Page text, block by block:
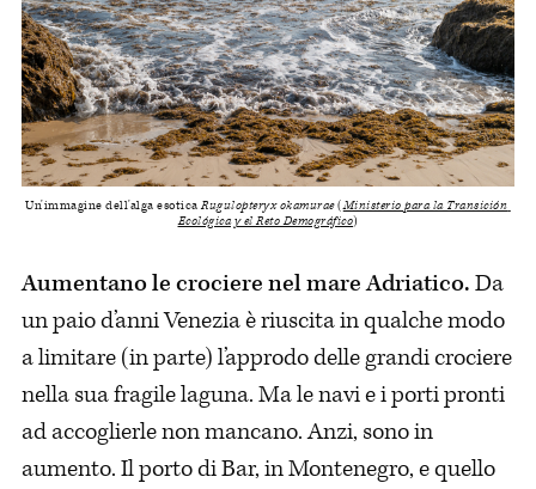
Un'immagine dell'alga esotica Rugulopteryx okamurae (Ministerio para la Transición
Ecológica y el Reto Demográfico)
Aumentano le crociere nel mare Adriatico.Da
un paio d’anni Venezia è riuscita in qualche modo
a limitare (in parte) l’approdo delle grandi crociere
nella sua fragile laguna. Ma le navi e i porti pronti
ad accoglierle non mancano. Anzi, sono in
aumento. Il porto di Bar, in Montenegro, e quello